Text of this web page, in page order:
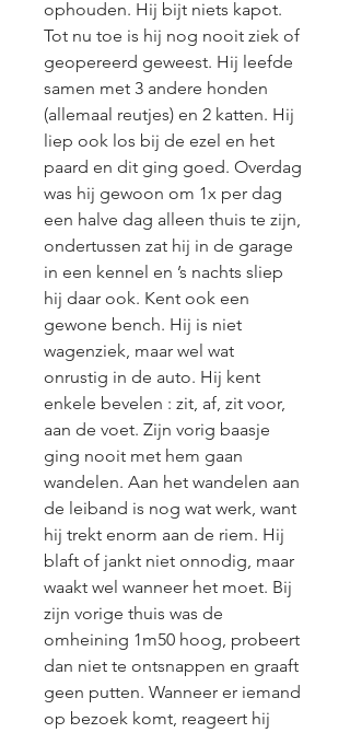
ophouden. Hij bijt niets kapot.
Tot nu toe is hij nog nooit ziek of
geopereerd geweest. Hij leefde
samen met 3 andere honden
(allemaal reutjes) en 2 katten. Hij
liep ook los bij de ezel en het
paard en dit ging goed. Overdag
was hij gewoon om 1x per dag
een halve dag alleen thuis te zijn,
ondertussen zat hij in de garage
in een kennel en ’s nachts sliep
hij daar ook. Kent ook een
gewone bench. Hij is niet
wagenziek, maar wel wat
onrustig in de auto. Hij kent
enkele bevelen : zit, af, zit voor,
aan de voet. Zijn vorig baasje
ging nooit met hem gaan
wandelen. Aan het wandelen aan
de leiband is nog wat werk, want
hij trekt enorm aan de riem. Hij
blaft of jankt niet onnodig, maar
waakt wel wanneer het moet. Bij
zijn vorige thuis was de
omheining 1m50 hoog, probeert
dan niet te ontsnappen en graaft
geen putten. Wanneer er iemand
op bezoek komt, reageert hij